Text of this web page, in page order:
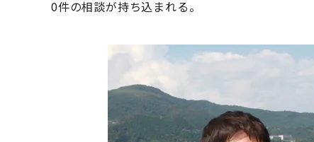
0件の相談が持ち込まれる。